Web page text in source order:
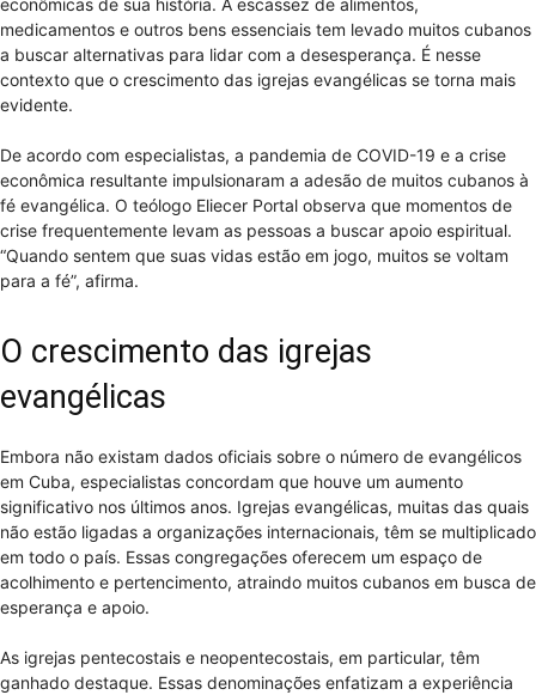
econômicas de sua história. A escassez de alimentos,
medicamentos e outros bens essenciais tem levado muitos cubanos
a buscar alternativas para lidar com a desesperança. É nesse
contexto que o crescimento das igrejas evangélicas se torna mais
evidente.
De acordo com especialistas, a pandemia de COVID-19 e a crise
econômica resultante impulsionaram a adesão de muitos cubanos à
fé evangélica. O teólogo Eliecer Portal observa que momentos de
crise frequentemente levam as pessoas a buscar apoio espiritual.
“Quando sentem que suas vidas estão em jogo, muitos se voltam
para a fé”, afirma.
O crescimento das igrejas
evangélicas
Embora não existam dados oficiais sobre o número de evangélicos
em Cuba, especialistas concordam que houve um aumento
significativo nos últimos anos. Igrejas evangélicas, muitas das quais
não estão ligadas a organizações internacionais, têm se multiplicado
em todo o país. Essas congregações oferecem um espaço de
acolhimento e pertencimento, atraindo muitos cubanos em busca de
esperança e apoio.
As igrejas pentecostais e neopentecostais, em particular, têm
ganhado destaque. Essas denominações enfatizam a experiência